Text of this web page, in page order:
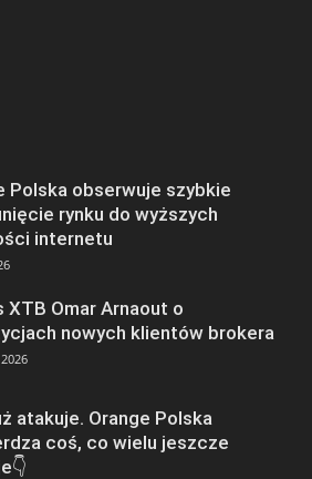
Polska obserwuje szybkie
rynku do wyższych
internetu
XTB Omar Arnaout o
nowych klientów brokera
atakuje. Orange Polska
coś, co wielu jeszcze